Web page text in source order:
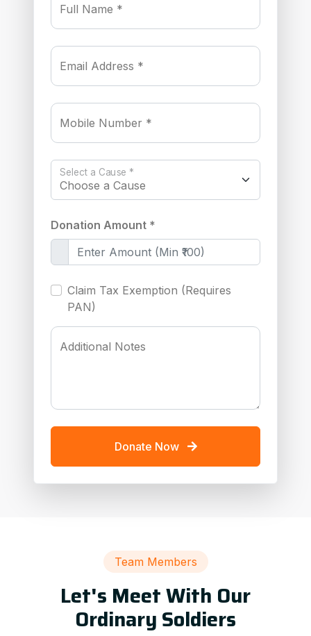
Full Name *
Email Address *
Mobile Number *
Select a Cause *
Donation Amount *
Claim Tax Exemption (Requires
PAN)
Additional Notes
Donate Now
Team Members
Let's Meet With Our
Ordinary Soldiers